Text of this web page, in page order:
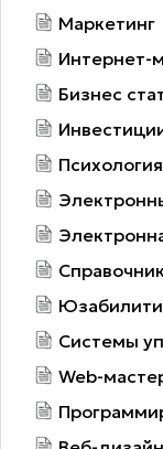
Маркетинг
Интернет-
Бизнес
Психология
Юзабилити
Системы
Web-